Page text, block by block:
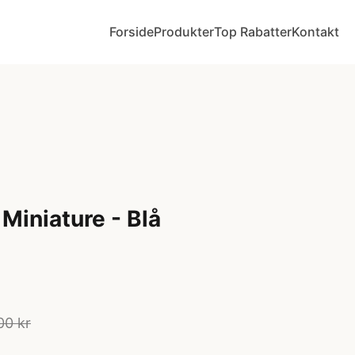
ForsideProdukterTop RabatterKontakt
- Blå
kr